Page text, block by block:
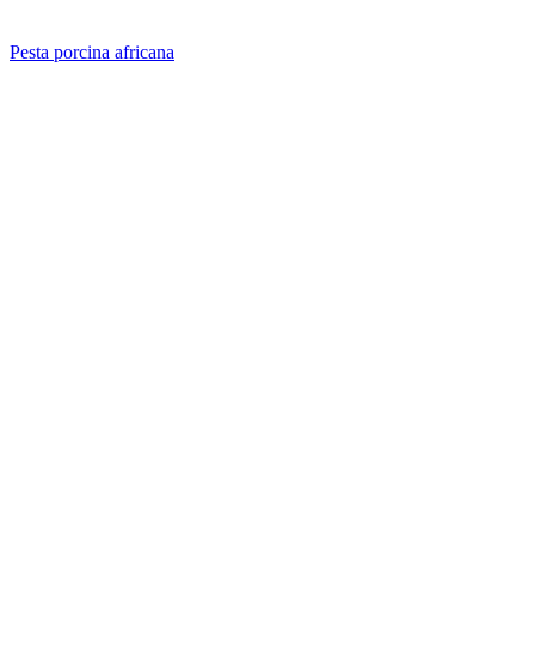
Pesta porcina africana